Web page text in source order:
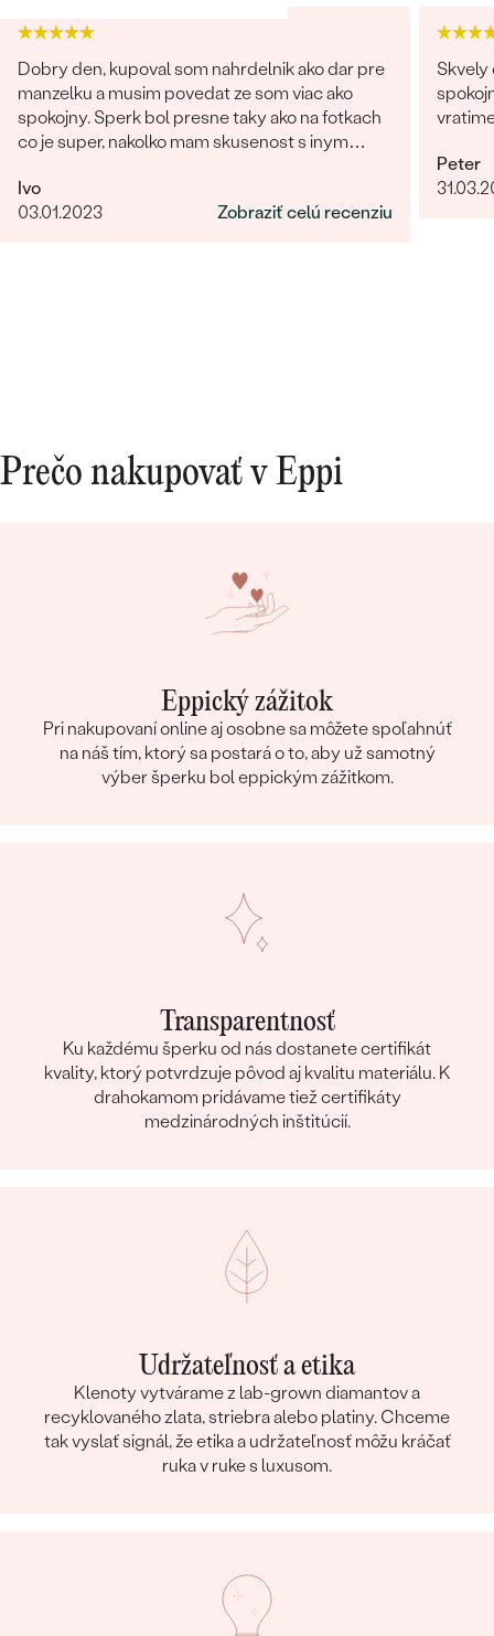
KARÁTOVÁ VÁHA:
0.03 ct
TVAR :
Round
PÔVOD:
Prírodný
Dobry den, kupoval som nahrdelnik ako dar pre
manzelku a musim povedat ze som viac ako
spokojny. Sperk bol presne taky ako na fotkach
co je super, nakolko mam skusenost s inym
giganticky a prisla "miniatura". V tomto obchode
fotka presne velkostne sedi s realitou (foto na
Ivo
03.01.2023
Zobraziť celú recenziu
Peter
Prečo nakupovať v Eppi
Eppický zážitok
Pri nakupovaní online aj osobne sa môžete spoľahnúť
na náš tím, ktorý sa postará o to, aby už samotný
výber šperku bol eppickým zážitkom.
Transparentnosť
Ku každému šperku od nás dostanete certifikát
kvality, ktorý potvrdzuje pôvod aj kvalitu materiálu. K
drahokamom pridávame tiež certifikáty
medzinárodných inštitúcií.
Udržateľnosť a etika
Klenoty vytvárame z lab-grown diamantov a
recyklovaného zlata, striebra alebo platiny. Chceme
tak vyslať signál, že etika a udržateľnosť môžu kráčať
ruka v ruke s luxusom.